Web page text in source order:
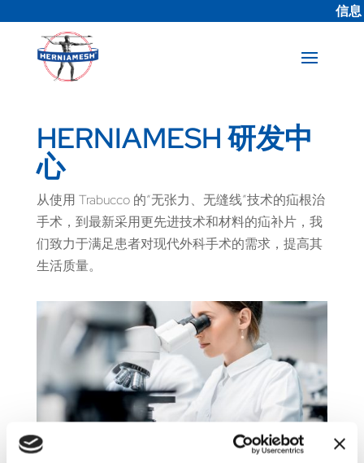
信息
HERNIAMESH 研发中
心
从使用 Trabucco 的“无张力、无缝线”技术的疝根治
手术，到最新采用更先进技术和材料的疝补片，我
们致力于满足患者对现代外科手术的需求，提高其
生活质量。